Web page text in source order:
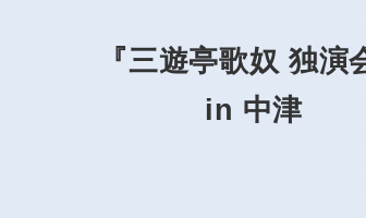
『三遊亭歌奴 独演
in 中津